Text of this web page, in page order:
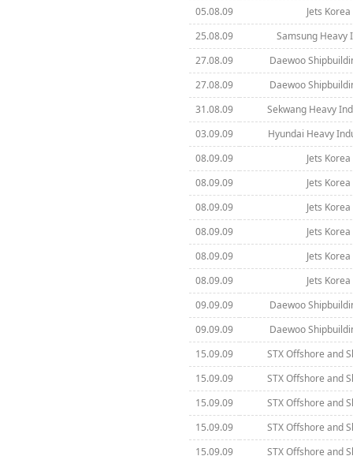
05.08.09
Jets
25.08.09
Samsung Heavy
27.08.09
Daewoo
27.08.09
Daewoo
31.08.09
Sekwang Heavy
03.09.09
Hyundai Heavy
08.09.09
Jets
08.09.09
Jets
08.09.09
Jets
08.09.09
Jets
08.09.09
Jets
08.09.09
Jets
09.09.09
Daewoo
09.09.09
Daewoo
15.09.09
STX Offshore and
15.09.09
STX Offshore and
15.09.09
STX Offshore and
15.09.09
STX Offshore and
15.09.09
STX Offshore and